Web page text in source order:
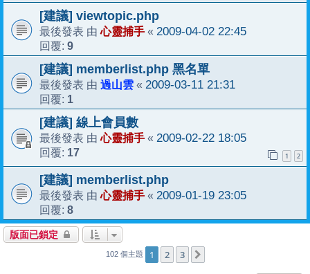
[建議] viewtopic.php
最後發表 由心靈捕手 « 2009-04-02 22:45
回覆: 9
[建議] memberlist.php 黑名單
最後發表 由 過山雲 « 2009-03-11 21:31
回覆: 1
[建議] 線上會員數
最後發表 由心靈捕手 « 2009-02-22 18:05
回覆: 17 1 2
[建議] memberlist.php
最後發表 由心靈捕手 « 2009-01-19 23:05
回覆: 8
版面已鎖定
102 個主題 1 2 3